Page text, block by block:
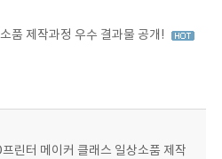
품 제작과정 우수 결과물 공개!
린터 메이커 클래스 일상소품 제작